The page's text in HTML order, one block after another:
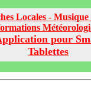
Locales - Musique
pour
Tablettes